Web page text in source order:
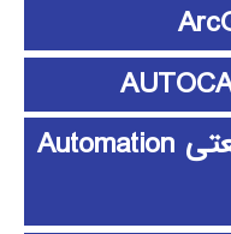
آموزش اتوماسیون صنعتی Automation